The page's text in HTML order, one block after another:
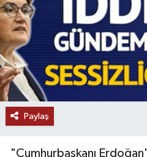
Paylaş
"Cumhurbaşkanı